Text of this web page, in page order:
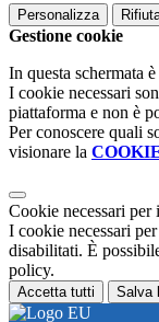
Personalizza
Gestione cookie
In questa schermata
I cookie necessari
piattaforma e non è
Per conoscere quali
visionare la
Cookie necessari
I cookie necessari
disabilitati. È
policy.
Accetta tutti Salva